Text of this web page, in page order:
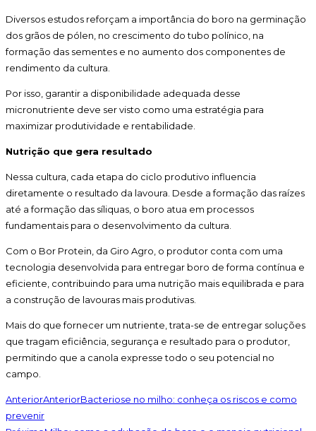
Diversos estudos reforçam a importância do boro na germinação
dos grãos de pólen, no crescimento do tubo polínico, na
formação das sementes e no aumento dos componentes de
rendimento da cultura.
Por isso, garantir a disponibilidade adequada desse
micronutriente deve ser visto como uma estratégia para
maximizar produtividade e rentabilidade.
Nutrição que gera resultado
Nessa cultura, cada etapa do ciclo produtivo influencia
diretamente o resultado da lavoura. Desde a formação das raízes
até a formação das síliquas, o boro atua em processos
fundamentais para o desenvolvimento da cultura.
Com o Bor Protein, da Giro Agro, o produtor conta com uma
tecnologia desenvolvida para entregar boro de forma contínua e
eficiente, contribuindo para uma nutrição mais equilibrada e para
a construção de lavouras mais produtivas.
Mais do que fornecer um nutriente, trata-se de entregar soluções
que tragam eficiência, segurança e resultado para o produtor,
permitindo que a canola expresse todo o seu potencial no
campo.
AnteriorAnteriorBacteriose no milho: conheça os riscos e como
prevenir